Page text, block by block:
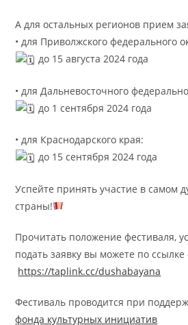
А для остальных регионов прием
• для Приволжского федерального
до 15 августа 2024 года
• для Дальневосточного
до 1 сентября 2024 года
• для Краснодарского края:
до 15 сентября 2024 года
Успейте принять участие в самом
страны!
Прочитать положение фестиваля,
подать заявку вы можете по ссылке
https://taplink.cc/dushabayana
Фестиваль проводится при
фонда культурных инициатив